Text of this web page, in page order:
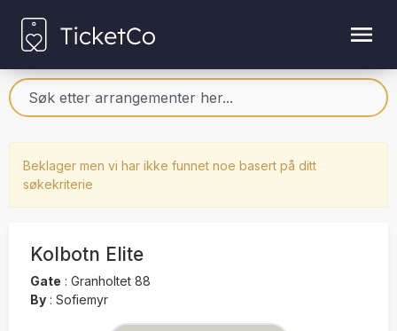
Beklager men vi har ikke funnet noe basert på ditt
søkekriterie
Kolbotn Elite
Gate : Granholtet 88
By : Sofiemyr